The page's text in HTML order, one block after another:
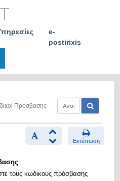
e-
postirixis
Πρόσβασης
Εκτύπωση
τους κωδικούς πρόσβασης